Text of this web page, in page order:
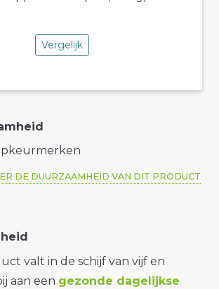
Vergelijk
DE DUURZAAMHEID VAN DIT PRODUCT
valt in de schijf van vijf en
aan een gezonde dagelijkse